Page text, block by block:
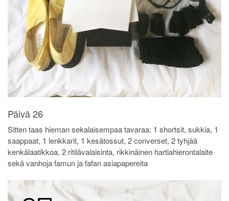
Päivä 26
Sitten taas hieman sekalaisempaa tavaraa: 1 shortsit, sukkia, 1
saappaat, 1 lenkkarit, 1 kesätossut, 2 converset, 2 tyhjää
kenkälaatikkoa, 2 ritilävalaisinta, rikkinäinen hartiahierontalaite
sekä vanhoja famun ja fafan asiapapereita